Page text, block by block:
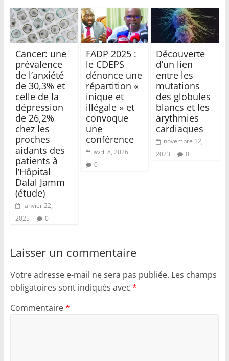
Cancer: une
prévalence
de l’anxiété
de 30,3% et
celle de la
dépression
de 26,2%
chez les
proches
aidants des
patients à
l’Hôpital
Dalal Jamm
(étude)
janvier 22,
2025
0
FADP 2025 :
le CDEPS
dénonce une
répartition «
inique et
illégale » et
convoque
une
conférence
avril 8, 2026
0
Découverte
d’un lien
entre les
mutations
des globules
blancs et les
arythmies
cardiaques
novembre 12,
2023
0
Laisser un commentaire
Votre adresse e-mail ne sera pas publiée. Les champs
obligatoires sont indiqués avec *
Commentaire*